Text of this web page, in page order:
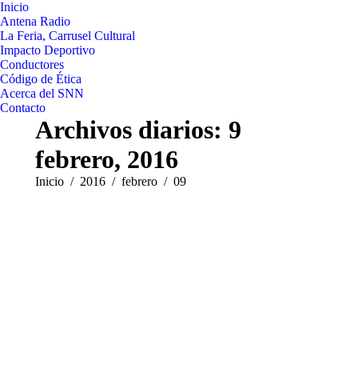
Inicio
Antena Radio
La Feria, Carrusel Cultural
Impacto Deportivo
Conductores
Código de Ética
Acerca del SNN
Contacto
Archivos diarios: 9
febrero, 2016
Estás aquí:
Inicio 2016 febrero 09